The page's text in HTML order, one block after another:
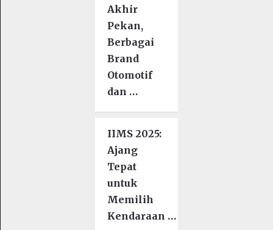
Akhir
Pekan,
Berbagai
Brand
Otomotif
dan …
IIMS 2025:
Ajang
Tepat
untuk
Memilih
Kendaraan …